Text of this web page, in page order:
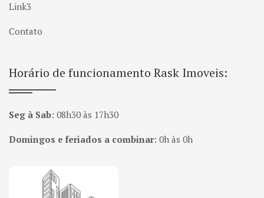
Link3
Contato
Horário de funcionamento Rask Imoveis:
Seg à Sab: 08h30 às 17h30
Domingos e feriados a combinar: 0h às 0h
Página inicial